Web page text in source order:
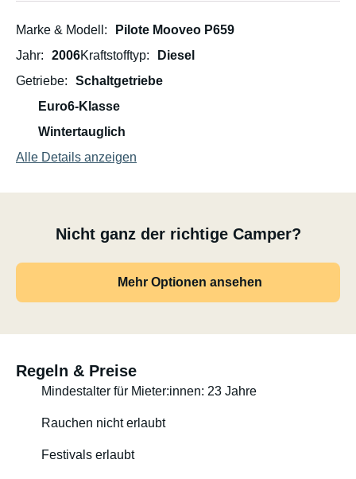
und der Warmwasserbereiter eingeschaltet.
Ihnen das Warmwasser nicht ausgeht.
Marke & Modell
Pilote Mooveo P659
Jahr
2006Kraftstofftyp
Diesel
Getriebe
Schaltgetriebe
Euro6-Klasse
Wintertauglich
Alle Details anzeigen
Nicht ganz der richtige Camper?
Mehr Optionen ansehen
Regeln & Preise
Mindestalter für Mieter:innen: 23 Jahre
Rauchen nicht erlaubt
Festivals erlaubt